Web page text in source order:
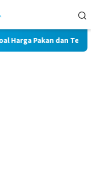
Pakan dan Telur